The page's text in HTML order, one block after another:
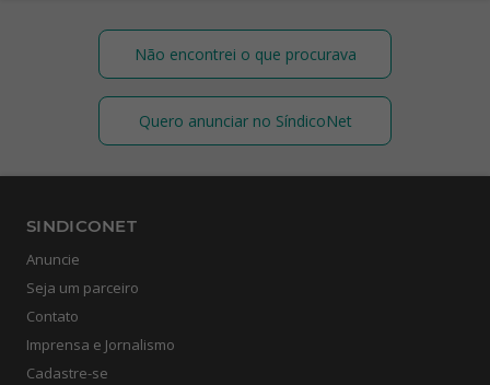
Não encontrei o que procurava
Quero anunciar no SíndicoNet
SINDICONET
Anuncie
Seja um parceiro
Contato
Imprensa e Jornalismo
Cadastre-se